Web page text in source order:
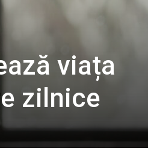
viața
zilnice